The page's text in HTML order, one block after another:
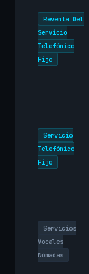
Reventa Del
Servicio
Telefónico
Fijo
Servicio
Telefónico
Fijo
Servicios
Vocales
Nómadas